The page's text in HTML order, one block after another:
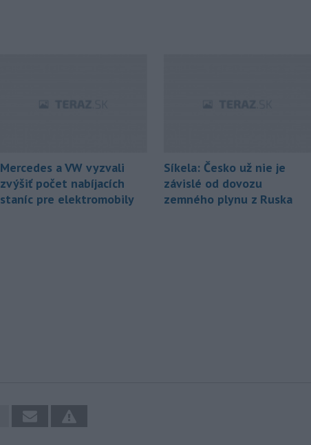
Mercedes a VW vyzvali
zvýšiť počet nabíjacích
staníc pre elektromobily
Síkela: Česko už nie je
závislé od dovozu
zemného plynu z Ruska